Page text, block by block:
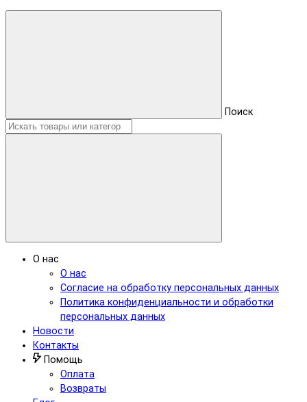
Поиск
О нас
О нас
Согласие на обработку персональных данных
Политика конфиденциальности и обработки
персональных данных
Новости
Контакты
Помощь
Оплата
Возвраты